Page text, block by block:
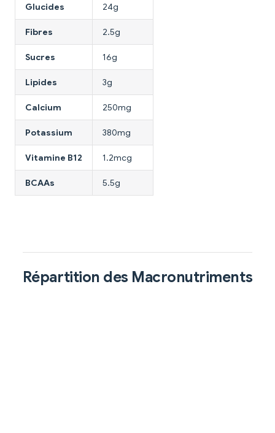
Glucides 24g
Fibres 2.5g
Sucres 16g
Lipides 3g
Calcium 250mg
Potassium 380mg
Vitamine B12 1.2mcg
BCAAs 5.5g
Répartition des Macronutriments